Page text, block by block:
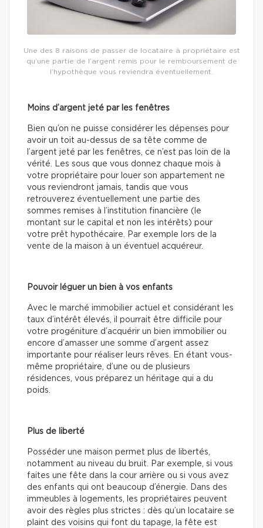
Une des 8 raisons de passer de locataire à propriétaire est
qu’une partie de l’argent remis pour le remboursement de
l’hypothèque vous reviendra éventuellement.
Moins d’argent jeté par les fenêtres
Bien qu’on ne puisse considérer les dépenses pour
avoir un toit au-dessus de sa tête comme de
l’argent jeté par les fenêtres, ce n’est pas loin de la
vérité. Les sous que vous donnez chaque mois à
votre propriétaire pour louer son appartement ne
vous reviendront jamais, tandis que vous
retrouverez éventuellement une partie des
sommes remises à l’institution financière (le
montant sur le capital et non les intérêts) pour
votre prêt hypothécaire. Par exemple lors de la
vente de la maison à un éventuel acquéreur.
Pouvoir léguer un bien à vos enfants
Avec le marché immobilier actuel et considérant les
taux d’intérêt élevés, il pourrait être difficile pour
votre progéniture d’acquérir un bien immobilier ou
encore d’amasser une somme d’argent assez
importante pour réaliser leurs rêves. En étant vous-
même propriétaire, d’une ou de plusieurs
résidences, vous préparez un héritage qui a du
poids.
Plus de liberté
Posséder une maison permet plus de libertés,
notamment au niveau du bruit. Par exemple, si vous
faites une fête dans la cour arrière ou si vous avez
des enfants qui ont beaucoup d’énergie. Dans des
immeubles à logements, les propriétaires peuvent
avoir des règles plus strictes : dès qu’un locataire se
plaint des voisins qui font du tapage, la fête est